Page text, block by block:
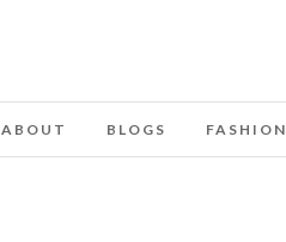
ABOUT BLOGS FASHION